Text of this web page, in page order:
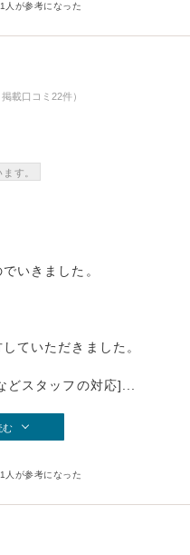
1人が参考になった
載口コミ22件）
す。
いきました。
ていただきました。
どスタッフの対応]...
む
1人が参考になった